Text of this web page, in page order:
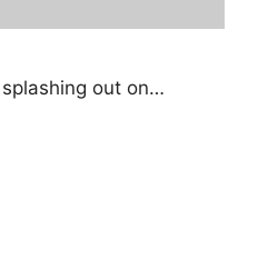
out on…